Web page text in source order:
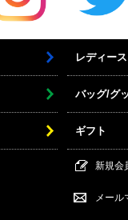
レディース
バッグ/グ
ギフト
新規会
メール